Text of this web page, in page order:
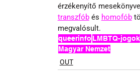
érzékenyítő
transzfób és homofób
megvalósult.
queerinfo LMBTQ-jogok
Magyar Nemzet
OUT